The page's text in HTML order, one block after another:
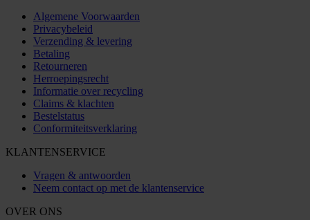
Algemene Voorwaarden
Privacybeleid
Verzending & levering
Betaling
Retourneren
Herroepingsrecht
Informatie over recycling
Claims & klachten
Bestelstatus
Conformiteitsverklaring
KLANTENSERVICE
Vragen & antwoorden
Neem contact op met de klantenservice
OVER ONS